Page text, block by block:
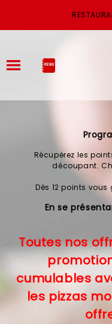
LA CARTE
VOTRE COMPTE
VOS AVIS
MENTIONS LÉGALES
C.G.V
PROTECTION DES
Récupérez les
découpant.
Dès 12 points
En se
Toutes nos
cumulables
les pizzas